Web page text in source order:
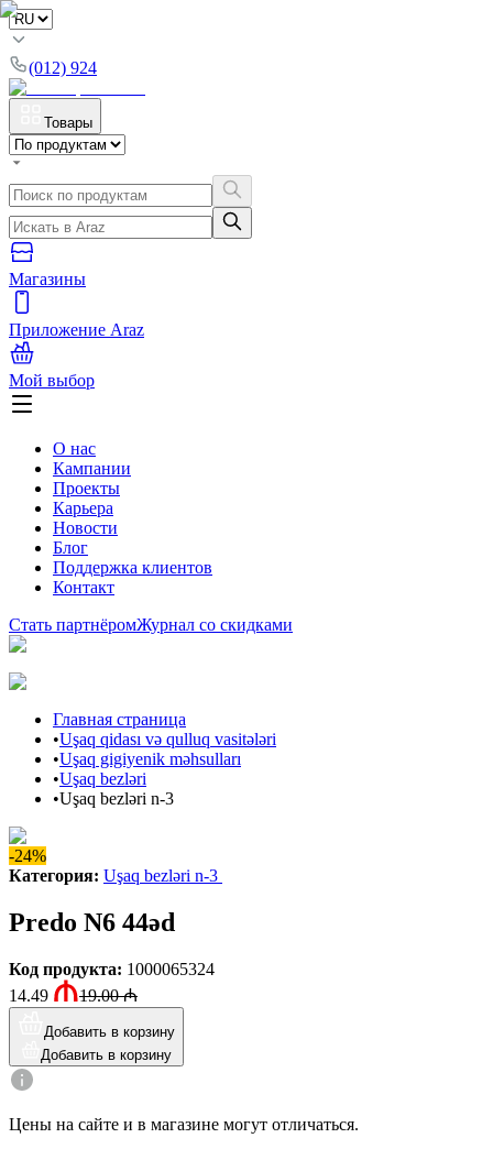
(012) 924
Товары
Магазины
Приложение Araz
Мой выбор
О нас
Кампании
Проекты
Карьера
Новости
Блог
Поддержка клиентов
Контакт
Стать партнёромЖурнал со скидками
Главная страница
•Uşaq qidası və qulluq vasitələri
•Uşaq gigiyenik məhsulları
•Uşaq bezləri
•Uşaq bezləri n-3
-24%
Категория: Uşaq bezləri n-3
Predo N6 44əd
Код продукта: 1000065324
14.49
19.00₼
Добавить в корзину
Добавить в корзину
Цены на сайте и в магазине могут отличаться.